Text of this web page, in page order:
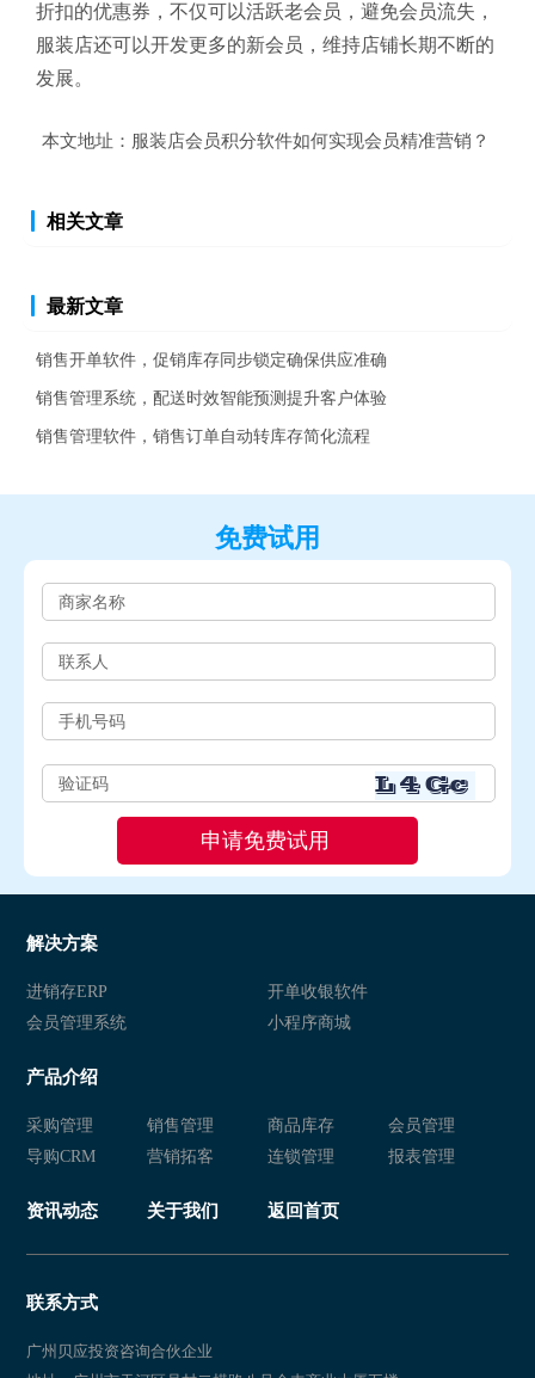
折扣的优惠券，不仅可以活跃老会员，避免会员流失，
服装店还可以开发更多的新会员，维持店铺长期不断的
发展。
本文地址： 服装店会员积分软件如何实现会员精准营销？
相关文章
最新文章
销售开单软件，促销库存同步锁定确保供应准确
销售管理系统，配送时效智能预测提升客户体验
销售管理软件，销售订单自动转库存简化流程
免费试用
解决方案
进销存ERP
开单收银软件
会员管理系统
小程序商城
产品介绍
采购管理 销售管理 商品库存
会员管理
导购CRM
营销拓客 连锁管理 报表管理
资讯动态 关于我们 返回首页
联系方式
广州贝应投资咨询合伙企业